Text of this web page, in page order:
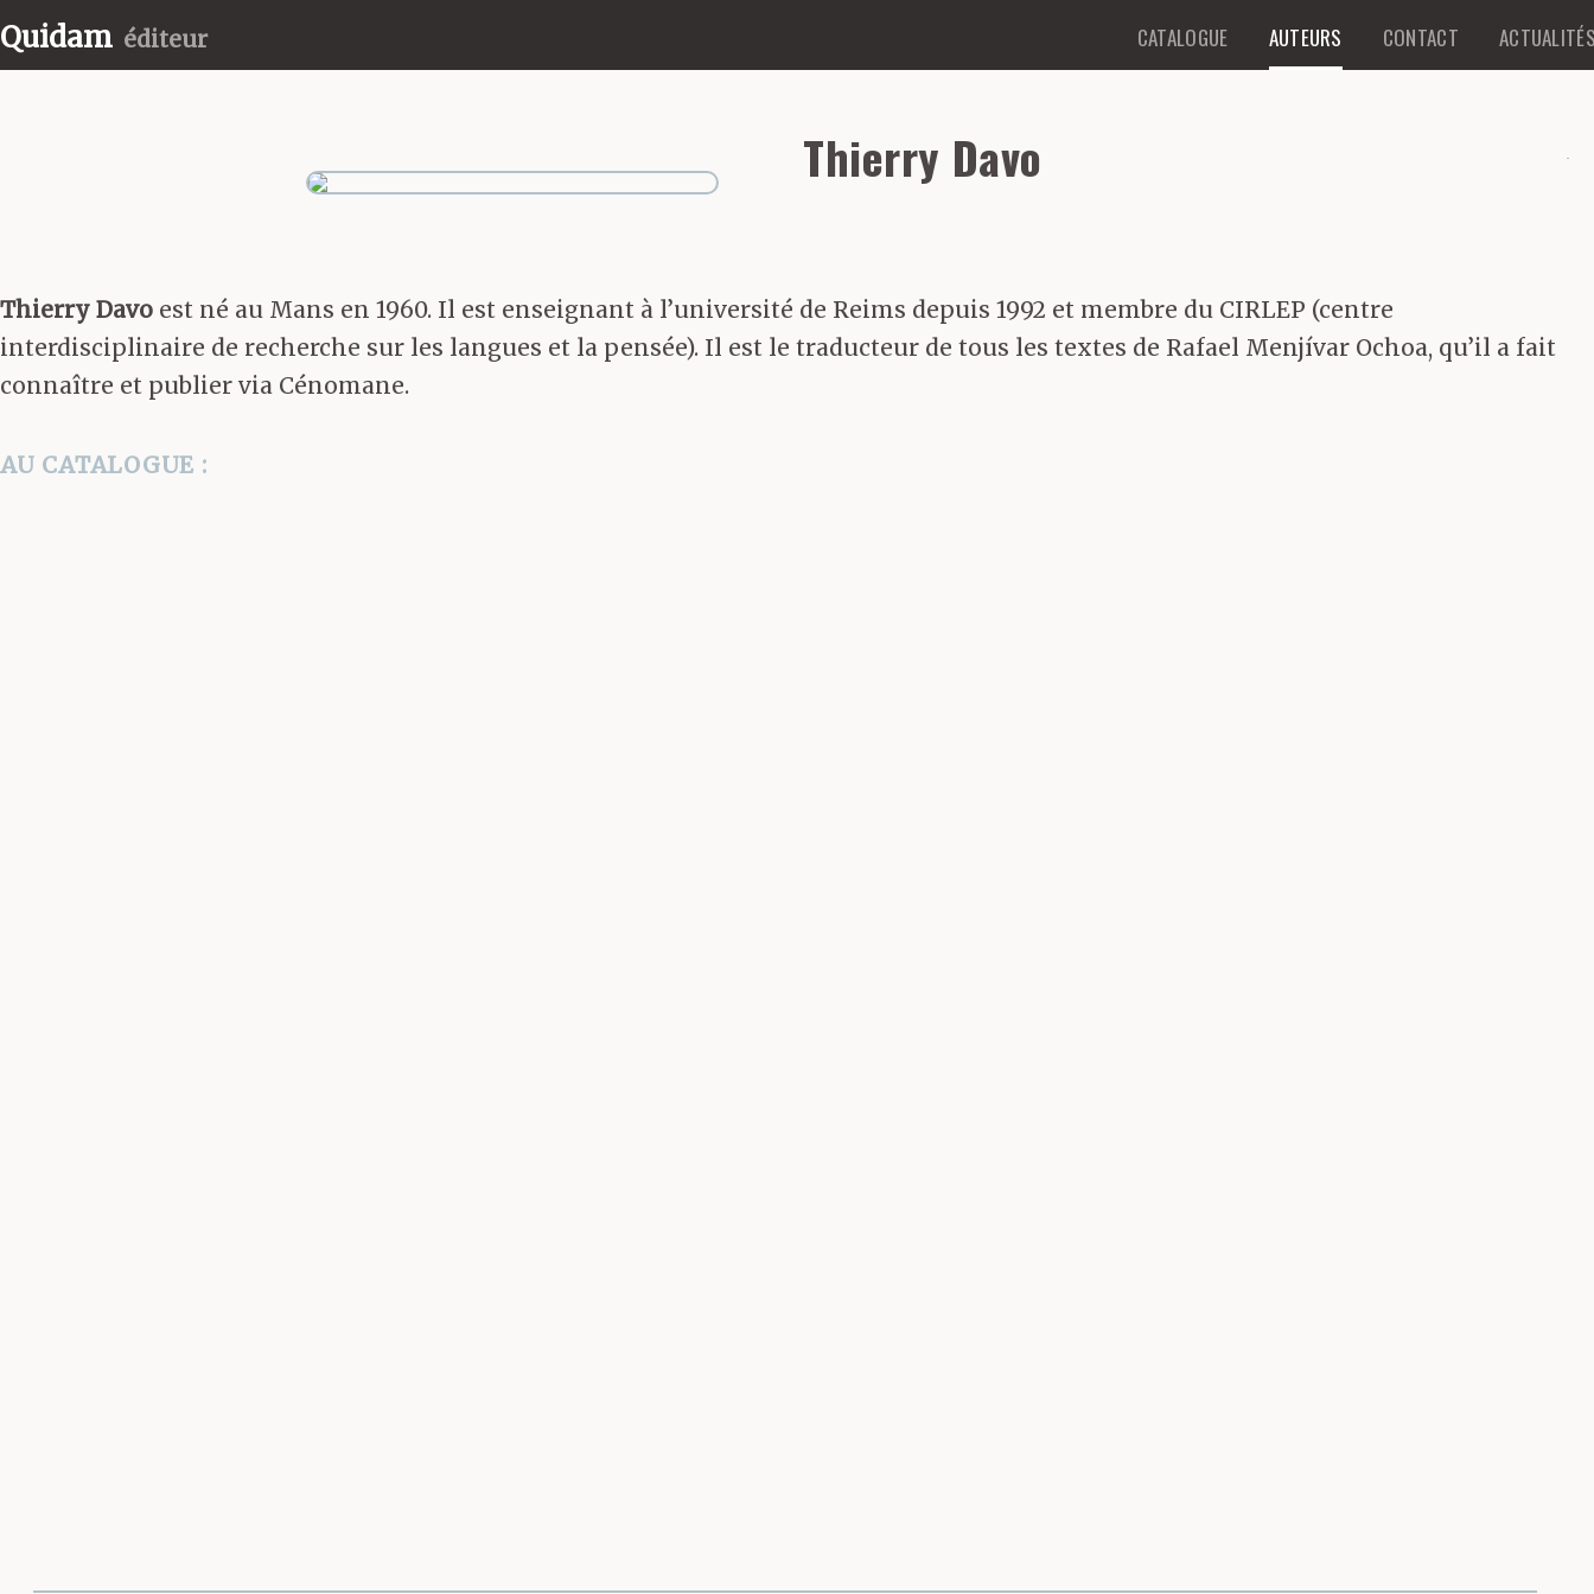
Quidam éditeur CATALOGUE AUTEURS CONTACT
Thierry Davo
Thierry Davo est né au Mans en 1960. Il est enseignant à l’université de Reims depuis 1992 et membre du CIRLEP (centre
interdisciplinaire de recherche sur les langues et la pensée). Il est le traducteur de tous les textes de Rafael Menjívar Ochoa, qu’il a fait
connaître et publier via Cénomane.
AU CATALOGUE :